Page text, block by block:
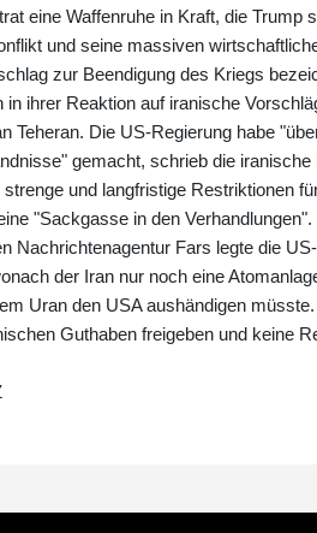
eine Waffenruhe in Kraft, die
und seine massiven
zur Beendigung des Kriegs
in ihrer Reaktion auf iranische
Teheran. Die US-Regierung habe
gemacht, schrieb die
und langfristige Restriktionen
"Sackgasse in den Verhandlungen".
Nachrichtenagentur Fars legte die
der Iran nur noch eine
Uran den USA aushändigen
Guthaben freigeben und keine